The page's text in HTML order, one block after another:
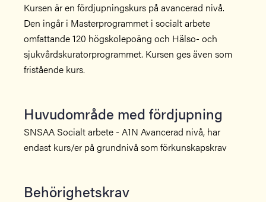
Kursen är en fördjupningskurs på avancerad nivå.
Den ingår i Masterprogrammet i socialt arbete
omfattande 120 högskolepoäng och Hälso- och
sjukvårdskuratorprogrammet. Kursen ges även som
fristående kurs.
Huvudområde med fördjupning
SNSAA Socialt arbete - A1N Avancerad nivå, har
endast kurs/er på grundnivå som förkunskapskrav
Behörighetskrav